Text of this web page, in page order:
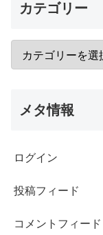
カテゴリー
メタ情報
ログイン
投稿フィード
コメントフィード